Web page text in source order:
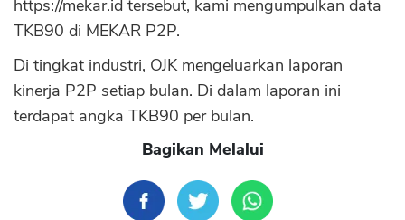
https://mekar.id tersebut, kami mengumpulkan data
TKB90 di MEKAR P2P.
Di tingkat industri, OJK mengeluarkan laporan
kinerja P2P setiap bulan. Di dalam laporan ini
terdapat angka TKB90 per bulan.
Bagikan Melalui